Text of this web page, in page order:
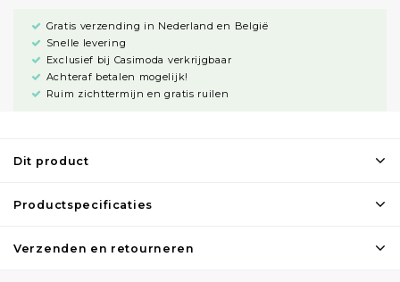
Gratis verzending in Nederland en België
Snelle levering
Exclusief bij Casimoda verkrijgbaar
Achteraf betalen mogelijk!
Ruim zichttermijn en gratis ruilen
Dit product
Productspecificaties
Verzenden en retourneren